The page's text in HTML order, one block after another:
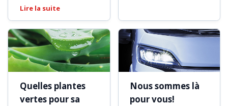
Lire la suite
Quelles plantes
vertes pour sa
Nous sommes là
pour vous!